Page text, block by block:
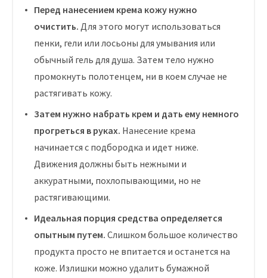
Перед нанесением крема кожу нужно
очистить. Для этого могут использоваться
пенки, гели или лосьоны для умывания или
обычный гель для душа. Затем тело нужно
промокнуть полотенцем, ни в коем случае не
растягивать кожу.
Затем нужно набрать крем и дать ему немного
прогреться в руках. Нанесение крема
начинается с подбородка и идет ниже.
Движения должны быть нежными и
аккуратными, похлопывающими, но не
растягивающими.
Идеальная порция средства определяется
опытным путем. Слишком большое количество
продукта просто не впитается и останется на
коже. Излишки можно удалить бумажной